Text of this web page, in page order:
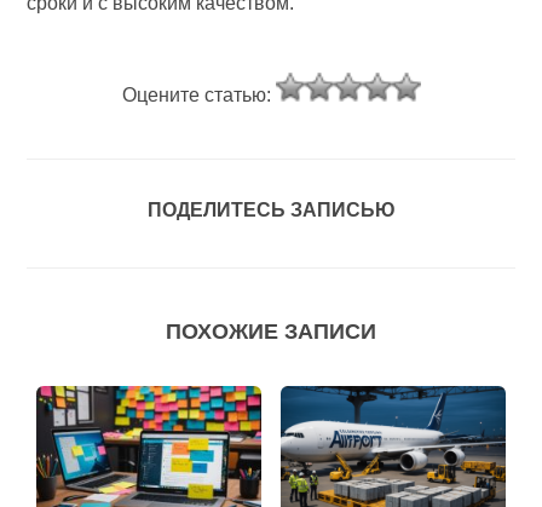
Оцените статью:
ПОДЕЛИТЕСЬ ЗАПИСЬЮ
ПОХОЖИЕ ЗАПИСИ